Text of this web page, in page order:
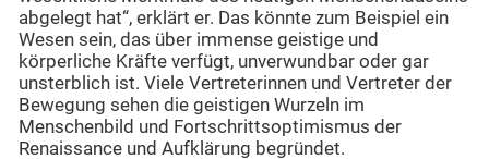
abgelegt hat“, erklärt er. Das könnte zum Beispiel ein
Wesen sein, das über immense geistige und
körperliche Kräfte verfügt, unverwundbar oder gar
unsterblich ist. Viele Vertreterinnen und Vertreter der
Bewegung sehen die geistigen Wurzeln im
Menschenbild und Fortschrittsoptimismus der
Renaissance und Aufklärung begründet.